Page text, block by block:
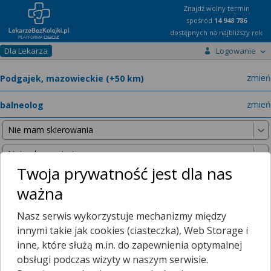
Znajdź wolny termin
spośród 14 948 786
dostępnych na najbliższy rok
Dla Lekarza Logowanie
zmień
zmień
Nie znaleźliśmy żadnych lekarzy w promieniu25 km , dlatego
zwiększyliśmy promień wyszukiwania do
50 km
Twoja prywatność jest dla nas
ważna
Nasz serwis wykorzystuje mechanizmy między
innymi takie jak cookies (ciasteczka), Web Storage i
inne, które służą m.in. do zapewnienia optymalnej
obsługi podczas wizyty w naszym serwisie.